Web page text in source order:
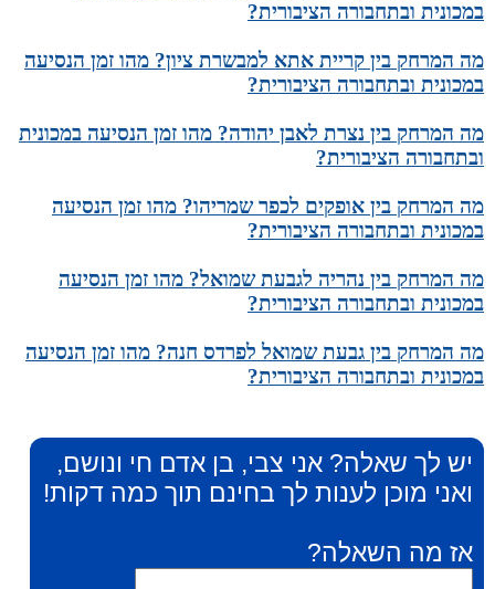
במכונית ובתחבורה הציבורית?
מה המרחק בין קריית אתא למבשרת ציון? מהו זמן הנסיעה
במכונית ובתחבורה הציבורית?
מה המרחק בין נצרת לאבן יהודה? מהו זמן הנסיעה במכונית
ובתחבורה הציבורית?
מה המרחק בין אופקים לכפר שמריהו? מהו זמן הנסיעה
במכונית ובתחבורה הציבורית?
מה המרחק בין נהריה לגבעת שמואל? מהו זמן הנסיעה
במכונית ובתחבורה הציבורית?
מה המרחק בין גבעת שמואל לפרדס חנה? מהו זמן הנסיעה
במכונית ובתחבורה הציבורית?
יש לך שאלה? אני צבי, בן אדם חי ונושם,
ואני מוכן לענות לך בחינם תוך כמה דקות!
אז מה השאלה?